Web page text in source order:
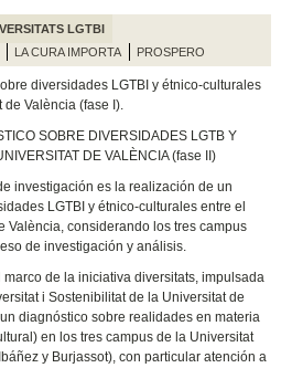
LGTBI
LA CURA IMPORTA PROSPERO
diversidades LGTBI y étnico-culturales
València (fase I).
SOBRE DIVERSIDADES LGTB Y
DE VALÈNCIA (fase II)
investigación es la realización de un
LGTBI y étnico-culturales entre el
València, considerando los tres campus
de investigación y análisis.
de la iniciativa diversitats, impulsada
i Sostenibilitat de la Universitat de
diagnóstico sobre realidades en materia
en los tres campus de la Universitat
y Burjassot), con particular atención a